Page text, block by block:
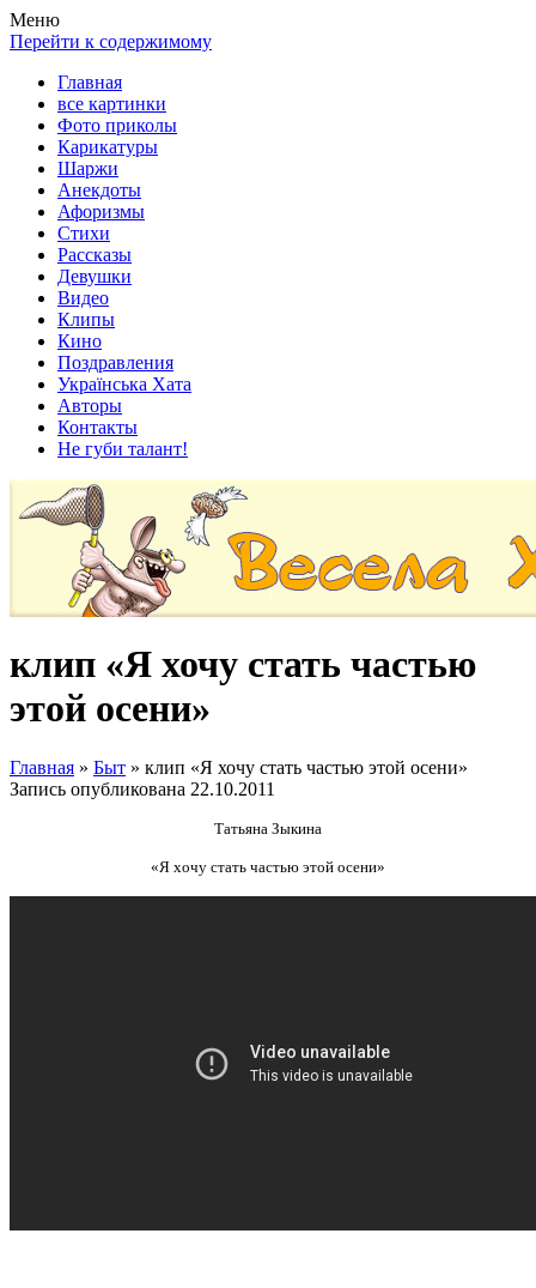
Весела хата — прикольные картинки, смешные истории,
клипы!
Покажем всем ваши фото приколы, карикатуры, шаржи, стихи,
рассказы, видео и песни!
Меню
Перейти к содержимому
Главная
все картинки
Фото приколы
Карикатуры
Шаржи
Анекдоты
Афоризмы
Стихи
Рассказы
Девушки
Видео
Клипы
Кино
Поздравления
Українська Хата
Авторы
Контакты
Не губи талант!
клип «Я хочу стать частью
этой осени»
Главная » Быт » клип «Я хочу стать частью этой осени»
Запись опубликована 22.10.2011
Татьяна Зыкина
«Я хочу стать частью этой осени»